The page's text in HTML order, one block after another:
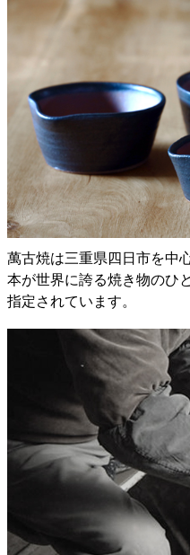
萬古焼は三重県四日市を中
本が世界に誇る焼き物のひ
指定されています。